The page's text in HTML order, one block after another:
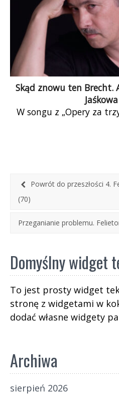
Skąd znowu ten Brecht.
W songu z „Opery za
Powrót do przeszłości 4.
(70)
Przeganianie problemu.
Domyślny widget
To jest prosty widget
stronę z widgetami w
dodać własne widgety
Archiwa
sierpień 2026